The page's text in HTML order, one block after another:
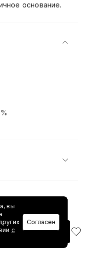
основание.
вы
с
Согласен